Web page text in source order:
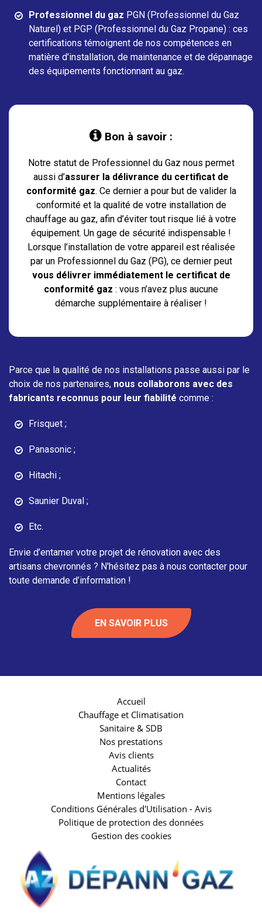
Professionnel du gaz PGN (Professionnel du Gaz
Naturel) et PGP (Professionnel du Gaz Propane) : ces
certifications témoignent de nos compétences en
matière d'installation, de maintenance et de dépannage
des équipements fonctionnant au gaz.
 Bon à savoir :
Notre statut de Professionnel du Gaz nous permet
aussi d’assurer la délivrance du certificat de
conformité gaz. Ce dernier a pour but de valider la
conformité et la qualité de votre installation de
chauffage au gaz, afin d’éviter tout risque lié à votre
équipement. Un gage de sécurité indispensable !
Lorsque l’installation de votre appareil est réalisée
par un Professionnel du Gaz (PG), ce dernier peut
vous délivrer immédiatement le certificat de
conformité gaz : vous n’avez plus aucune
démarche supplémentaire à réaliser !
Parce que la qualité de nos installations passe aussi par le
choix de nos partenaires, nous collaborons avec des
fabricants reconnus pour leur fiabilité comme :
Frisquet ;
Panasonic ;
Hitachi ;
Saunier Duval ;
Etc.
Envie d’entamer votre projet de rénovation avec des
artisans chevronnés ? N'hésitez pas à nous contacter pour
toute demande d’information !
EN SAVOIR PLUS
Accueil
Chauffage et Climatisation
Sanitaire & SDB
Nos prestations
Avis clients
Actualités
Contact
Mentions légales
Conditions Générales d'Utilisation - Avis
Politique de protection des données
Gestion des cookies